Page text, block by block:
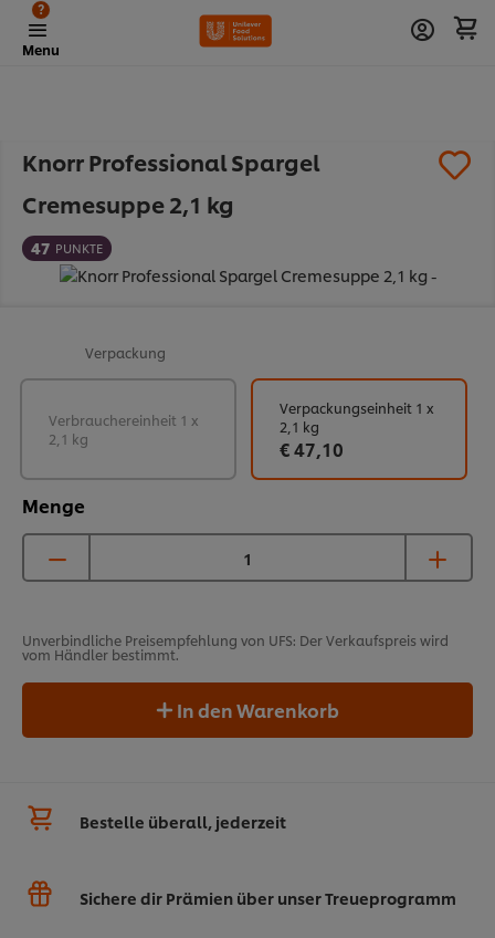
Menu
?
Knorr Professional Spargel
Cremesuppe 2,1 kg
47 PUNKTE
Verpackung
Menge
Verbrauchereinheit 1 x
2,1 kg
Verpackungseinheit 1 x
2,1 kg
€ 47,10
Unverbindliche Preisempfehlung von UFS: Der Verkaufspreis wird
vom Händler bestimmt.
In den Warenkorb
Bestelle überall, jederzeit
Sichere dir Prämien über unser Treueprogramm